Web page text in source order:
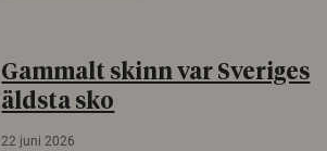
Gammalt skinn var Sveriges
äldsta sko
22 juni 2026